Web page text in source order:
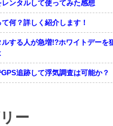
ンタルして使ってみた感想
何？詳しく紹介します！
する人が急増!?ホワイトデーを
追跡して浮気調査は可能か？
ー